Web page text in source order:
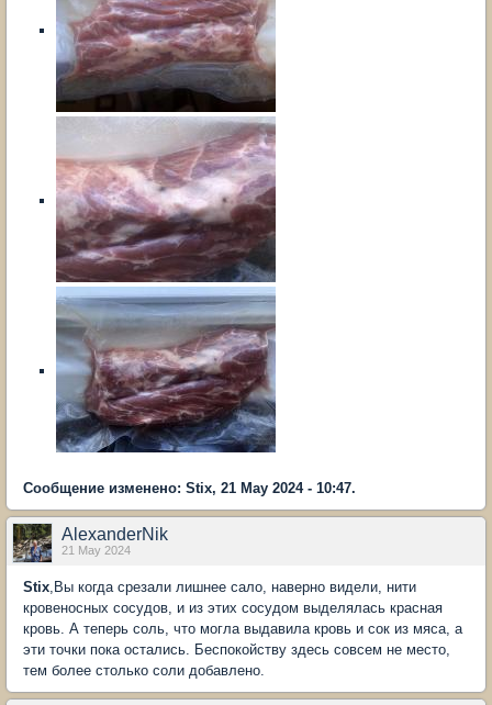
Сообщение изменено: Stix, 21 May 2024 - 10:47.
AlexanderNik
21 May 2024
Stix ,Вы когда срезали лишнее сало, наверно видели, нити
кровеносных сосудов, и из этих сосудом выделялась красная
кровь. А теперь соль, что могла выдавила кровь и сок из мяса, а
эти точки пока остались. Беспокойству здесь совсем не место,
тем более столько соли добавлено.